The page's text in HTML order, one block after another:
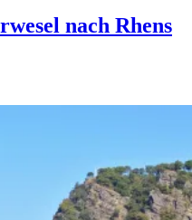
nach Rhens